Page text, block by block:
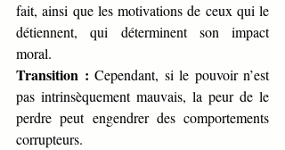
fait, ainsi que les motivations de ceux qui le
détiennent, qui déterminent son impact
moral.
Transition : Cependant, si le pouvoir n’est
pas intrinsèquement mauvais, la peur de le
perdre peut engendrer des comportements
corrupteurs.